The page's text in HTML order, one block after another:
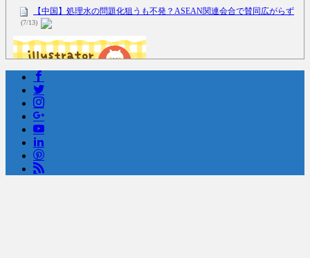
【中国】処理水の問題化狙うも不発？ASEAN関連会合で賛同広がらず
(7/13)
Powered by livedoor 相互RSS